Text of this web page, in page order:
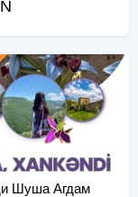
Шуша Агдам